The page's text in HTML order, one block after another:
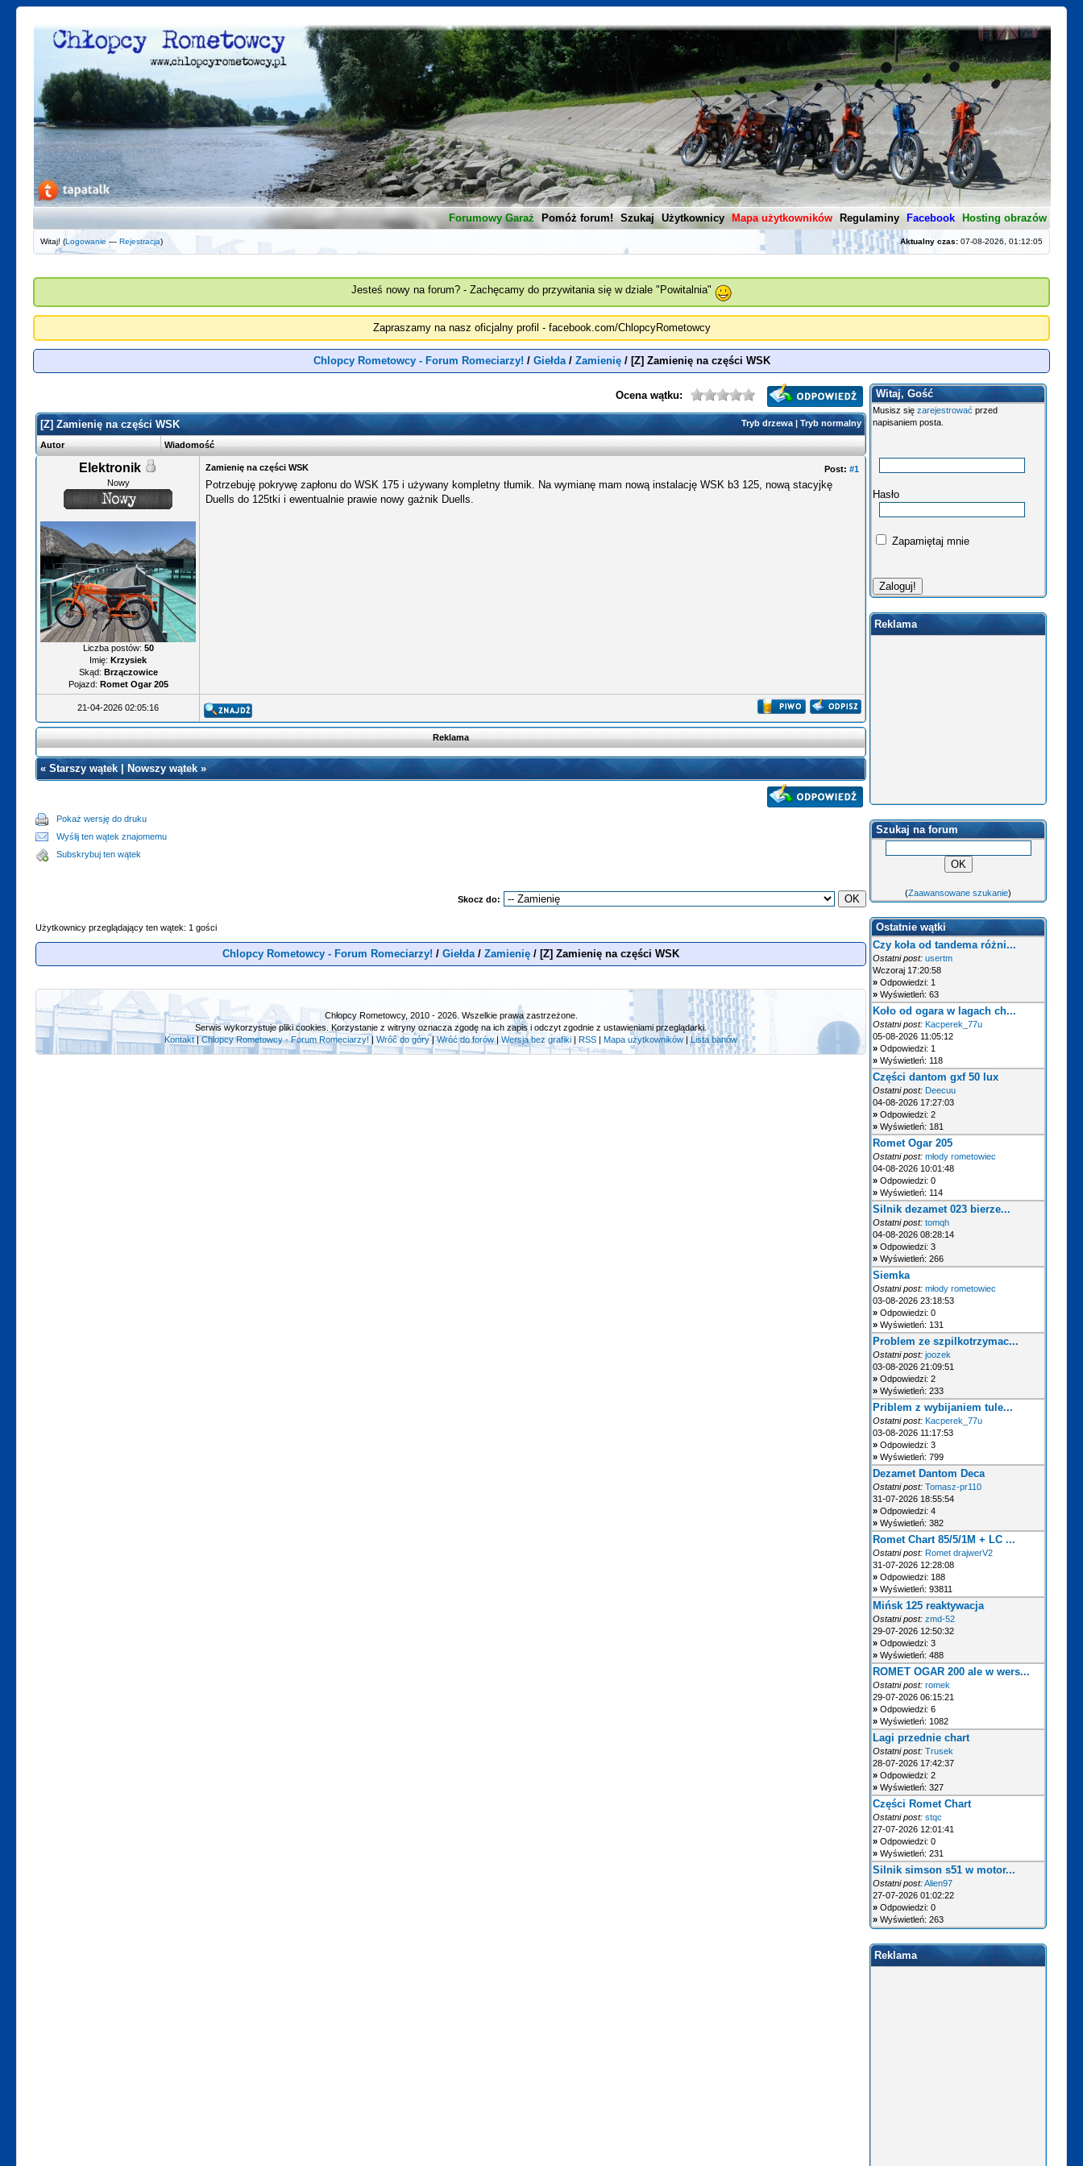
Forumowy Garaż Pomóż forum! Szukaj Użytkownicy Mapa użytkowników Regulaminy Facebook Hosting obrazów
Aktualny czas:07-08-2026, 01:12:05
Witaj! (Logowanie —Rejestracja)
Jesteś nowy na forum? - Zachęcamy do przywitania się w dziale "Powitalnia"
Zapraszamy na nasz oficjalny profil - facebook.com/ChlopcyRometowcy
Chlopcy Rometowcy - Forum Romeciarzy! / Giełda/ Zamienię / [Z] Zamienię na części WSK
Ocena wątku:
Tryb drzewa|Tryb normalny
[Z] Zamienię na części WSK
Autor Wiadomość
Elektronik
Nowy
Liczba postów: 50
Imię: Krzysiek
Skąd: Brzączowice
Pojazd: Romet Ogar 205
Post:#1
Zamienię na części WSK
Potrzebuję pokrywę zapłonu do WSK 175 i używany kompletny tłumik. Na wymianę mam nową instalację WSK b3 125, nową stacyjkę
Duells do 125tki i ewentualnie prawie nowy gażnik Duells.
21-04-2026 02:05:16
Reklama
«Starszy wątek Nowszy wątek»
Pokaż wersję do druku
Wyślij ten wątek znajomemu
Subskrybuj ten wątek
Skocz do:
Użytkownicy przeglądający ten wątek: 1 gości
Chlopcy Rometowcy - Forum Romeciarzy! /Giełda/Zamienię / [Z] Zamienię na części WSK
Chłopcy Rometowcy, 2010 - 2026. Wszelkie prawa zastrzeżone.
Serwis wykorzystuje pliki cookies. Korzystanie z witryny oznacza zgodę na ich zapis i odczyt zgodnie z ustawieniami przeglądarki.
Kontakt|Chlopcy Rometowcy - Forum Romeciarzy! |Wróć do góry|Wróć do forów|Wersja bez grafiki RSS Mapa użytkowników |Lista banów
Witaj, Gość
Musisz sięzarejestrować przed
napisaniem posta.
Hasło
Zapamiętaj mnie
Reklama
Szukaj na forum
(Zaawansowane szukanie)
Ostatnie wątki
Czy koła od tandema różni...
Ostatni post: usertm
Wczoraj 17:20:58
»Odpowiedzi: 1
»Wyświetleń: 63
Koło od ogara w lagach ch...
Ostatni post: Kacperek_77u
05-08-2026 11:05:12
»Odpowiedzi: 1
»Wyświetleń: 118
Części dantom gxf 50 lux
Ostatni post: Deecuu
04-08-2026 17:27:03
»Odpowiedzi: 2
»Wyświetleń: 181
Romet Ogar 205
Ostatni post: młody rometowiec
04-08-2026 10:01:48
»Odpowiedzi: 0
»Wyświetleń: 114
Silnik dezamet 023 bierze...
Ostatni post: tomqh
04-08-2026 08:28:14
»Odpowiedzi: 3
»Wyświetleń: 266
Siemka
Ostatni post: młody rometowiec
03-08-2026 23:18:53
»Odpowiedzi: 0
»Wyświetleń: 131
Problem ze szpilkotrzymac...
Ostatni post: joozek
03-08-2026 21:09:51
»Odpowiedzi: 2
»Wyświetleń: 233
Priblem z wybijaniem tule...
Ostatni post: Kacperek_77u
03-08-2026 11:17:53
»Odpowiedzi: 3
»Wyświetleń: 799
Dezamet Dantom Deca
Ostatni post: Tomasz-pr110
31-07-2026 18:55:54
»Odpowiedzi: 4
»Wyświetleń: 382
Romet Chart 85/5/1M + LC ...
Ostatni post: Romet drajwerV2
31-07-2026 12:28:08
»Odpowiedzi: 188
»Wyświetleń: 93811
Mińsk 125 reaktywacja
Ostatni post: zmd-52
29-07-2026 12:50:32
»Odpowiedzi: 3
»Wyświetleń: 488
ROMET OGAR 200 ale w wers...
Ostatni post: romek
29-07-2026 06:15:21
»Odpowiedzi: 6
»Wyświetleń: 1082
Lagi przednie chart
Ostatni post: Trusek
28-07-2026 17:42:37
»Odpowiedzi: 2
»Wyświetleń: 327
Części Romet Chart
Ostatni post: stqc
27-07-2026 12:01:41
»Odpowiedzi: 0
»Wyświetleń: 231
Silnik simson s51 w motor...
Ostatni post:Alien97
27-07-2026 01:02:22
»Odpowiedzi: 0
»Wyświetleń: 263
Reklama